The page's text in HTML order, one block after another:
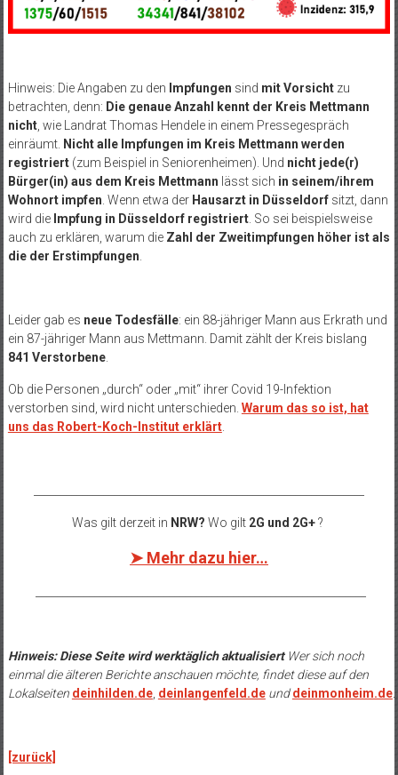
Hinweis: Die Angaben zu den Impfungen sind mit Vorsichtzu
betrachten, denn: Die genaue Anzahl kennt der Kreis Mettmann
nicht, wie Landrat Thomas Hendele in einem Pressegespräch
einräumt. Nicht alle Impfungen im Kreis Mettmann werden
registriert(zum Beispiel in Seniorenheimen). Und nicht jede(r)
Bürger(in) aus dem Kreis Mettmann lässt sich in seinem/ihrem
Wohnort impfen. Wenn etwa der Hausarzt in Düsseldorfsitzt, dann
wird die Impfung in Düsseldorf registriert. So sei beispielsweise
auch zu erklären, warum die Zahl der Zweitimpfungen höher ist als
die der Erstimpfungen.
Leider gab es neue Todesfälle: ein 88-jähriger Mann aus Erkrath und
ein 87-jähriger Mann aus Mettmann. Damit zählt der Kreis bislang
841 Verstorbene.
Ob die Personen „durch“ oder „mit“ ihrer Covid 19-Infektion
verstorben sind, wird nicht unterschieden. Warum das so ist, hat
uns das Robert-Koch-Institut erklärt.
Was gilt derzeit in NRW? Wo gilt 2G und 2G+?
➤ Mehr dazu hier…
Hinweis: Diese Seite wird werktäglich aktualisiert Wer sich noch
einmal die älteren Berichte anschauen möchte, findet diese auf den
Lokalseiten deinhilden.de, deinlangenfeld.deunddeinmonheim.de.
[zurück]